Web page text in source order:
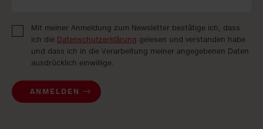
Mit meiner Anmeldung zum Newsletter bestätige ich, dass
ich die Datenschutzerklärung gelesen und verstanden habe
und dass ich in die Verarbeitung meiner angegebenen Daten
ausdrücklich einwillige.
ANMELDEN